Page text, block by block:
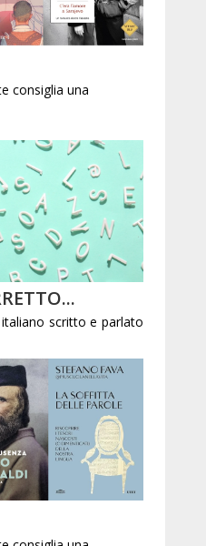
consiglia una
scritto e parlato